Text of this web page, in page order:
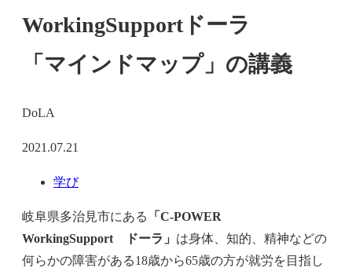
WorkingSupportドーラ
「マインドマップ」の講義
DoLA
2021.07.21
学び
岐阜県多治見市にある
「C-POWER
WorkingSupport ドーラ」 は身体、知的、精神などの
何らかの障害がある18歳から65歳の方が就労を目指し